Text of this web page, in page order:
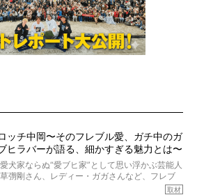
ッチ中岡〜そのフレブル愛、ガチ中のガ
ヒラバーが語る、細かすぎる魅力とは〜
犬家ならぬ“愛ブヒ家”として思い浮かぶ芸能人
彅剛さん、レディー・ガガさんなど、フレブ
いる方が多いと思います。が、ロッチ中岡さん取材